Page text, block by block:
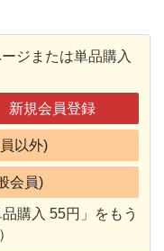
ジまたは単品購入
新規会員登録
以外)
会員)
購入 55円」をもう